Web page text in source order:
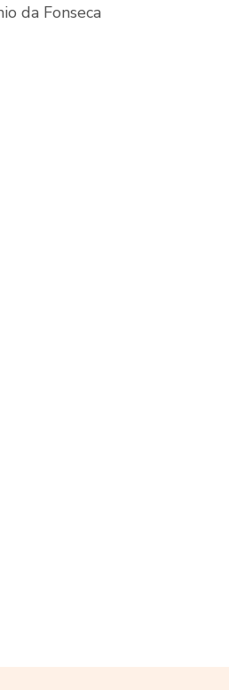
da Fonseca